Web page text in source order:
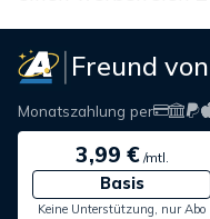
Freund
Monatszahlung per
3,99 €/mtl.
Basis
Keine Unterstützung, nur Abo